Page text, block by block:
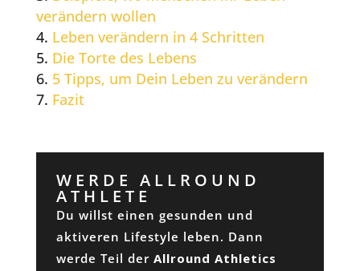
verändern wollen
Leben verändern in 4 Schritten
Die Torte des Lebens
5 Tipps, um Dein Leben zu verändern
Fazit
WERDE ALLROUND
ATHLETE
Du willst einen gesunden und
aktiveren Lifestyle leben. Dann
werde Teil der Allround Athletics